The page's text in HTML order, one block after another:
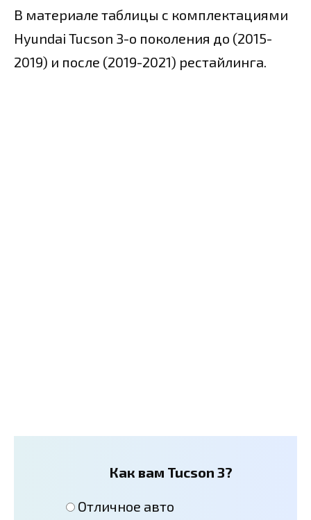
В материале таблицы с комплектациями
Hyundai Tucson 3-о поколения до (2015-
2019) и после (2019-2021) рестайлинга.
Как вам Tucson 3?
Отличное авто